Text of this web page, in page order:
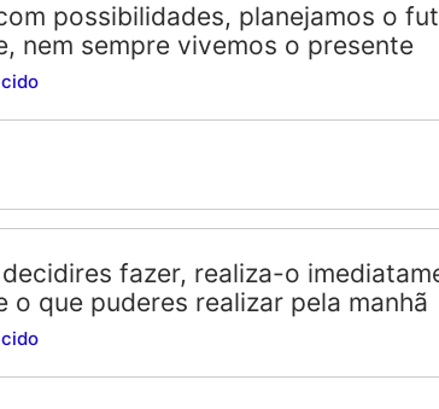
possibilidades, planejamos o
nem sempre vivemos o presente
fazer, realiza-o
o que puderes realizar pela manhã